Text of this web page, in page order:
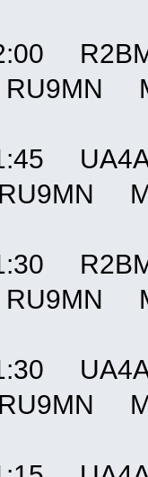
22:00
21:45
21:30
21:30